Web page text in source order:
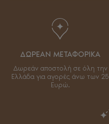
ΔΩΡΕΑΝ ΜΕΤΑΦΟΡΙΚΑ
Δωρεάν αποστολή σε όλη την
Ελλάδα για αγορές άνω των 25
Ευρώ.